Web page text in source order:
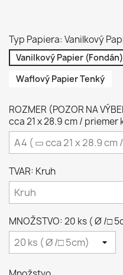
Typ Papiera: Vanilkový
Vanilkový Papier (Fondán)
Waflový Papier Tenký
ROZMER (POZOR NA
cca 21 x 28.9 cm /
TVAR: Kruh
MNOŽSTVO: 20 ks ( Ø /□